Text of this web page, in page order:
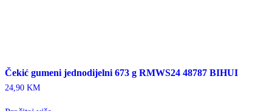
Čekić gumeni jednodijelni 673 g RMWS24 48787 BIHUI
24,90 KM